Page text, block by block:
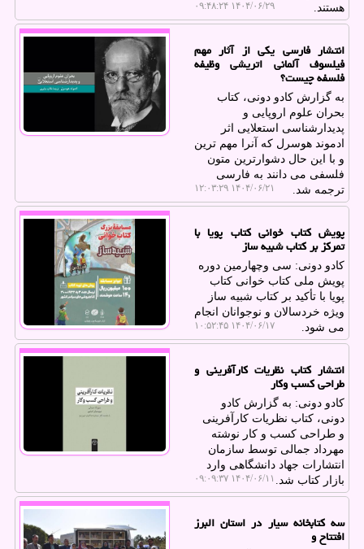
هستند.
۱۴۰۴/۰۶/۲۹ ۰۹:۴۸:۲۴
انتشار فارسی یکی از آثار مهم
فیلسوف آلمانی اتریشی وظیفه
فلسفه چیست؟
به گزارش کادو دونی، کتاب
بحران علوم اروپایی و
پدیدارشناسی استعلایی اثر
ادموند هوسرل که آنرا مهم ترین
و با این حال دشوارترین متون
فلسفی می دانند به فارسی
ترجمه شد.
۱۴۰۴/۰۶/۲۱ ۱۲:۰۳:۲۹
پویش کتاب خوانی کتاب پویا با
تمرکز بر کتاب شبیه ساز
کادو دونی: سی وچهارمین دوره
پویش ملی کتاب خوانی کتاب
پویا با تأکید بر کتاب شبیه ساز
ویژه خردسالان و نوجوانان انجام
می شود.
۱۴۰۴/۰۶/۱۷ ۱۰:۵۲:۴۵
انتشار کتاب نظریات کارآفرینی و
طراحی کسب وکار
کادو دونی: به گزارش کادو
دونی، کتاب نظریات کارآفرینی
و طراحی کسب و کار نوشته
مهرداد جمالی توسط سازمان
انتشارات جهاد دانشگاهی وارد
بازار کتاب شد. ۱۴۰۴/۰۶/۱۱ ۰۹:۰۹:۳۷
سه کتابخانه سیار در استان البرز
افتتاح و